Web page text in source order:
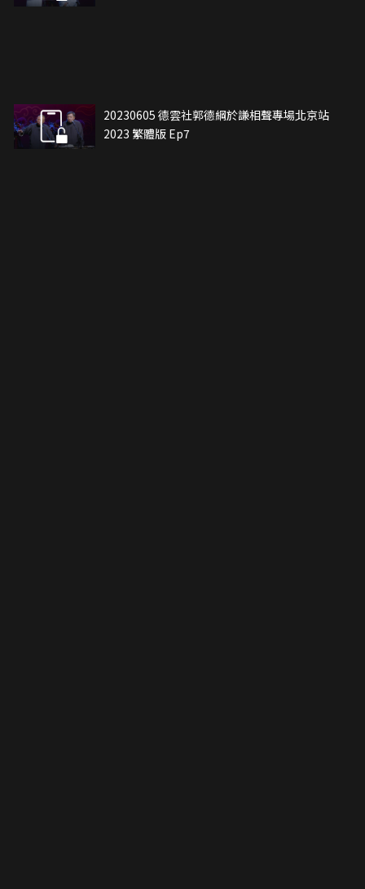
20230605 德雲社郭德綱於謙相聲專場北京站
2023 繁體版 Ep7